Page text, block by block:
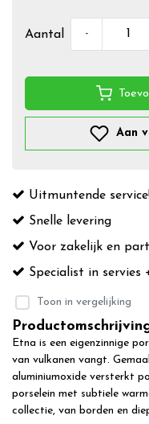
Aantal -
Aan
Uitmuntende
Snelle levering
Voor zakelijk en
Specialist in servies
Toon in vergelijking
Etna is een eigenzinnige
van vulkanen vangt.
aluminiumoxide versterkt
porselein met subtiele
collectie, van borden en